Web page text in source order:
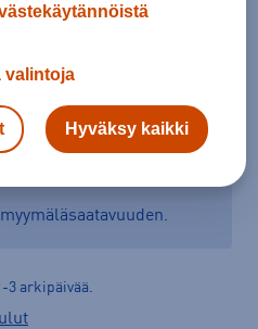
myymälästä
Myymälät: Saatavilla
3 arkipäivää.
valintoja
Hyväksy kaikki